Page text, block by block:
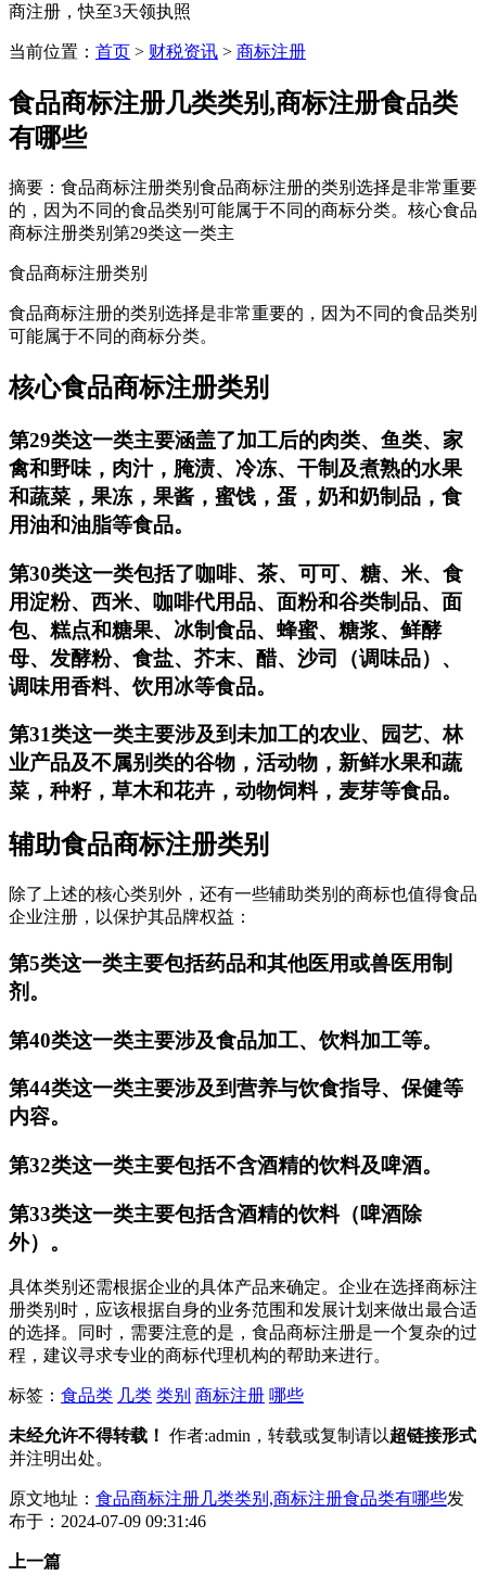
商注册，快至3天领执照
当前位置： 首页 > 财税资讯 > 商标注册
食品商标注册几类类别,商标注册食品类
有哪些
摘要：食品商标注册类别食品商标注册的类别选择是非常重要
的，因为不同的食品类别可能属于不同的商标分类。核心食品
商标注册类别第29类这一类主
食品商标注册类别
食品商标注册的类别选择是非常重要的，因为不同的食品类别
可能属于不同的商标分类。
核心食品商标注册类别
第29类这一类主要涵盖了加工后的肉类、鱼类、家
禽和野味，肉汁，腌渍、冷冻、干制及煮熟的水果
和蔬菜，果冻，果酱，蜜饯，蛋，奶和奶制品，食
用油和油脂等食品。
第30类这一类包括了咖啡、茶、可可、糖、米、食
用淀粉、西米、咖啡代用品、面粉和谷类制品、面
包、糕点和糖果、冰制食品、蜂蜜、糖浆、鲜酵
母、发酵粉、食盐、芥末、醋、沙司（调味品）、
调味用香料、饮用冰等食品。
第31类这一类主要涉及到未加工的农业、园艺、林
业产品及不属别类的谷物，活动物，新鲜水果和蔬
菜，种籽，草木和花卉，动物饲料，麦芽等食品。
辅助食品商标注册类别
除了上述的核心类别外，还有一些辅助类别的商标也值得食品
企业注册，以保护其品牌权益：
第5类这一类主要包括药品和其他医用或兽医用制
剂。
第40类这一类主要涉及食品加工、饮料加工等。
第44类这一类主要涉及到营养与饮食指导、保健等
内容。
第32类这一类主要包括不含酒精的饮料及啤酒。
第33类这一类主要包括含酒精的饮料（啤酒除
外）。
具体类别还需根据企业的具体产品来确定。企业在选择商标注
册类别时，应该根据自身的业务范围和发展计划来做出最合适
的选择。同时，需要注意的是，食品商标注册是一个复杂的过
程，建议寻求专业的商标代理机构的帮助来进行。
标签： 食品类 几类 类别 商标注册 哪些
未经允许不得转载！ 作者:admin，转载或复制请以超链接形式
并注明出处。
原文地址： 食品商标注册几类类别,商标注册食品类有哪些发
布于：2024-07-09 09:31:46
上一篇